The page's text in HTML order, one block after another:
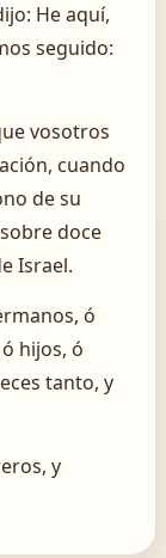
He aquí,
seguido:
vosotros
cuando
de su
doce
Israel.
ó
hijos, ó
tanto, y
y